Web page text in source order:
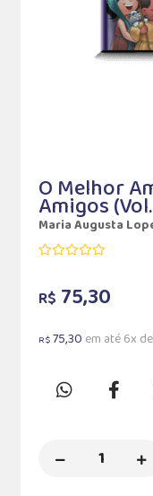
O Melhor
Amigos
Maria Augusta
R$ 75,30
R$75,30 em até 6x